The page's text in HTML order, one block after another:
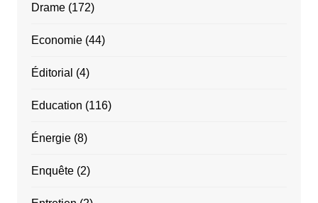
Drame(172)
Economie(44)
Éditorial (4)
Education (116)
Énergie(8)
Enquête(2)